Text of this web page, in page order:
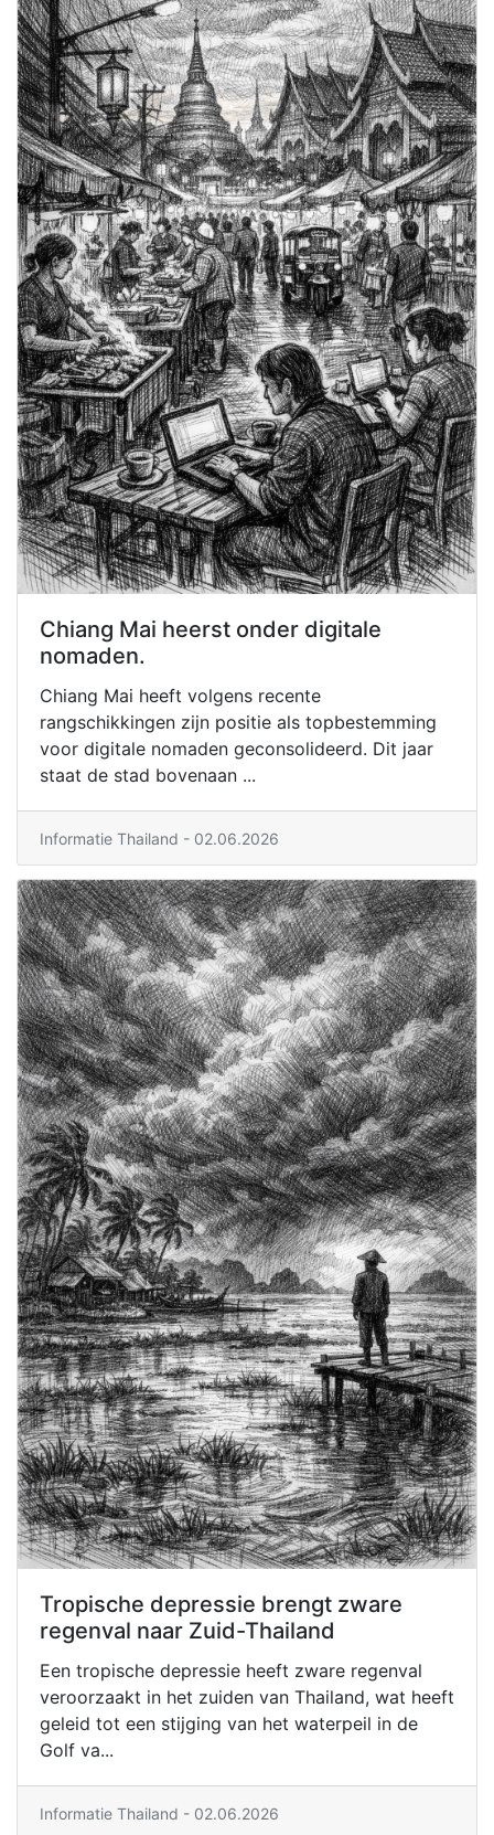
Chiang Mai heerst onder digitale
nomaden.
Chiang Mai heeft volgens recente
rangschikkingen zijn positie als topbestemming
voor digitale nomaden geconsolideerd. Dit jaar
staat de stad bovenaan ...
Informatie Thailand - 02.06.2026
Tropische depressie brengt zware
regenval naar Zuid-Thailand
Een tropische depressie heeft zware regenval
veroorzaakt in het zuiden van Thailand, wat heeft
geleid tot een stijging van het waterpeil in de
Golf va...
Informatie Thailand - 02.06.2026